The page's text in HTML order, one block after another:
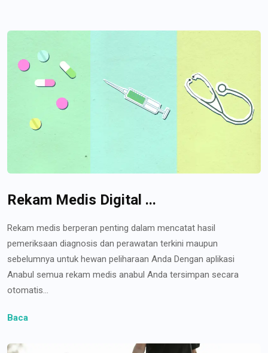
Rekam Medis Digital ...
Rekam medis berperan penting dalam mencatat hasil
pemeriksaan diagnosis dan perawatan terkini maupun
sebelumnya untuk hewan peliharaan Anda Dengan aplikasi
Anabul semua rekam medis anabul Anda tersimpan secara
otomatis...
Baca